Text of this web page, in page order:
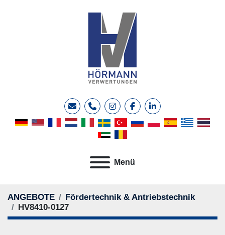
E-MailTelefoninstagramfacebooklinkedin
Menü
ANGEBOTE
Fördertechnik & Antriebstechnik
HV8410-0127